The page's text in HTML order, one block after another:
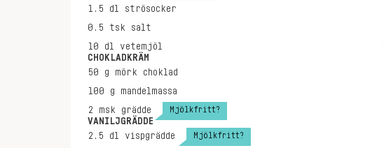
1.5 dl
strösocker
0.5 tsk
salt
10 dl
vetemjöl
CHOKLADKRÄM
50 g
mörk choklad
100 g
mandelmassa
2 msk grädde Mjölkfritt?
VANILJGRÄDDE
2.5 dl vispgrädde Mjölkfritt?